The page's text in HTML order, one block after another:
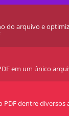
do arquivo e
em um único
PDF dentre diversos